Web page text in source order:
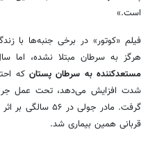
است.»
فیلم «کوتور» در برخی جنبه‌ها با
هرگز به سرطان مبتلا نشده، اما
مستعدکننده به سرطان پستانکه
شدت افزایش می‌دهد، تحت عمل
گرفت. مادر جولی
قربانی همین بیماری شد.